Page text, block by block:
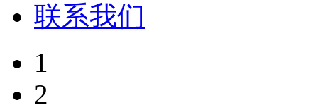
联系我们
1
2